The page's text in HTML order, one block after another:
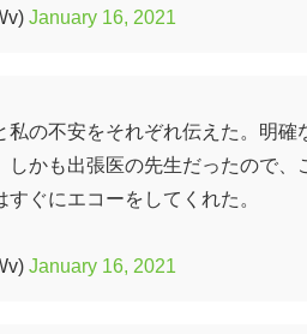
January 16, 2021
の不安をそれぞれ伝えた。明確
かも出張医の先生だったので、
ぐにエコーをしてくれた。
January 16, 2021